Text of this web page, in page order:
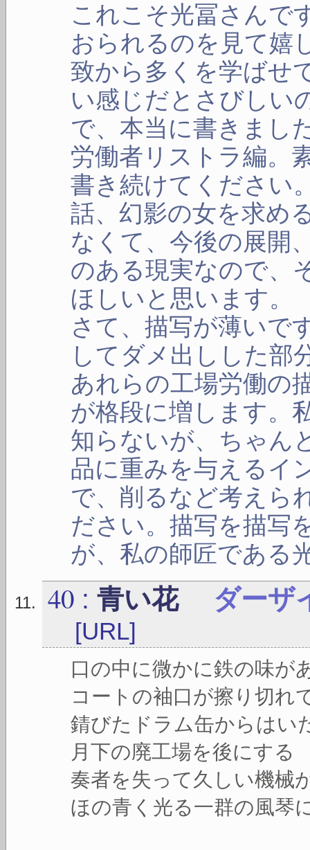
これこそ光冨さんで
おられるのを見て嬉
致から多くを学ばせ
い感じだとさびしい
で、本当に書きまし
労働者リストラ編。
書き続けてください
話、幻影の女を求め
なくて、今後の展開
のある現実なので、
ほしいと思います。
さて、描写が薄いで
してダメ出しした部
あれらの工場労働の
が格段に増します。
知らないが、ちゃん
品に重みを与えるイ
で、削るなど考えら
ださい。描写を描写
が、私の師匠である
40 : 青い花 ダーザ
[URL]
口の中に微かに鉄の味が
コートの袖口が擦り切れ
錆びたドラム缶からはい
月下の廃工場を後にする
奏者を失って久しい機械
ほの青く光る一群の風琴